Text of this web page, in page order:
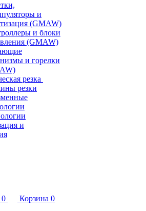
и
(GMAW)
и блоки
(GMAW)
и горелки
резка
резки
и
0 Корзина 0